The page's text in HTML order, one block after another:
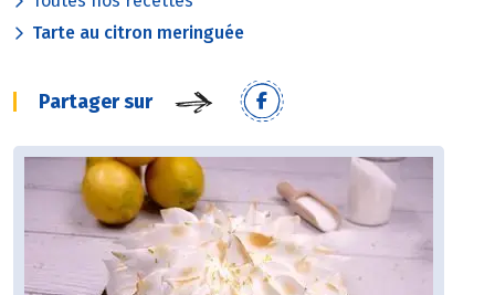
Tarte au citron meringuée
Partager sur